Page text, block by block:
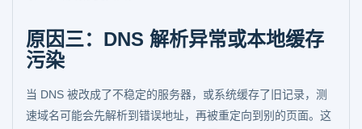
原因三：DNS 解析异常或本地缓存
污染
当 DNS 被改成了不稳定的服务器，或系统缓存了旧记录，测
速域名可能会先解析到错误地址，再被重定向到别的页面。这